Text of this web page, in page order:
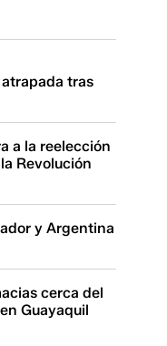
tras
a la reelección
Revolución
y Argentina
cerca del
Guayaquil